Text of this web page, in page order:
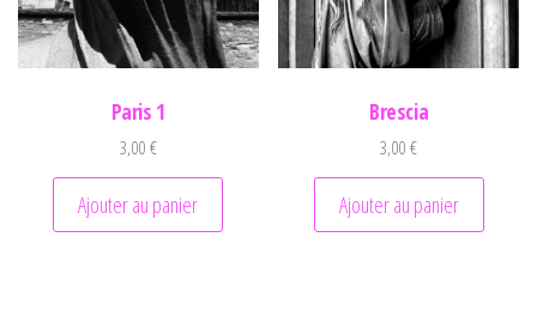
Paris 1
3,00€
Ajouter au panier
Brescia
3,00€
Ajouter au panier